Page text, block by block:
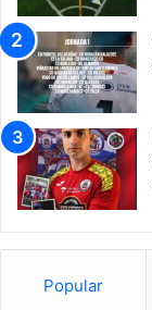
Popular